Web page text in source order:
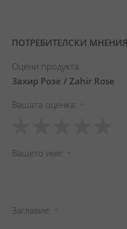
ПОТРЕБИТЕЛСКИ
Оцени продукта:
Захир Розе / Zahir Rose
Вашата оценка
star
stars
stars
stars
stars
Вашето име
Заглавиe